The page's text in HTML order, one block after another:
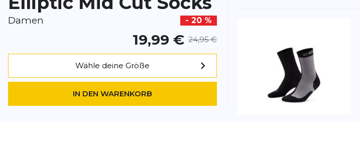
Damen - 20 %
19,99 € 24,95 €
Wähle deine Größe
IN DEN WARENKORB